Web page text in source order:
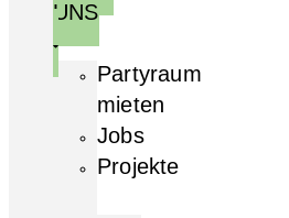
UNS
Partyraum
mieten
Jobs
Projekte